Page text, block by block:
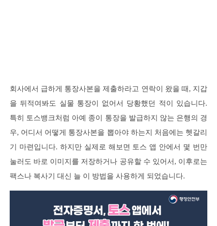
회사에서 급하게 통장사본을 제출하라고 연락이 왔을 때, 지갑
을 뒤적여봐도 실물 통장이 없어서 당황했던 적이 있습니다.
특히 토스뱅크처럼 아예 종이 통장을 발급하지 않는 은행의 경
우, 어디서 어떻게 통장사본을 뽑아야 하는지 처음에는 헷갈리
기 마련입니다. 하지만 실제로 해보면 토스 앱 안에서 몇 번만
눌러도 바로 이미지를 저장하거나 공유할 수 있어서, 이후로는
팩스나 복사기 대신 늘 이 방법을 사용하게 되었습니다.